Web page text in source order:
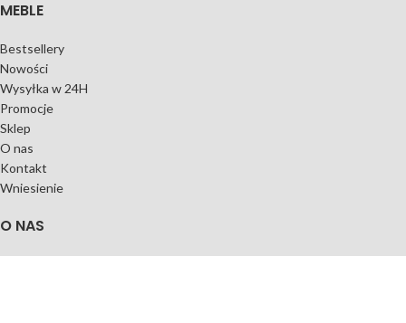
MEBLE
Bestsellery
Nowości
Wysyłka w 24H
Promocje
Sklep
O nas
Kontakt
Wniesienie
O NAS